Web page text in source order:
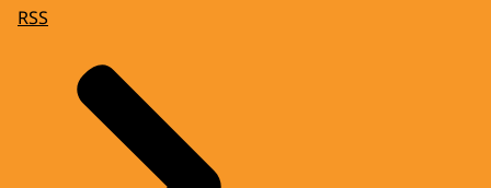
RSS